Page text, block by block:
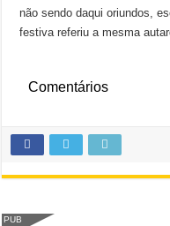
não sendo daqui oriundos,
festiva referiu a mesma
Comentários
PUB